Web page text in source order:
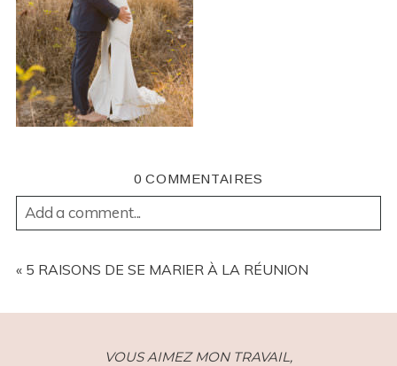
0 COMMENTAIRES
Add a comment...
REQUIRED FIELDS ARE MARKED *
« 5 RAISONS DE SE MARIER À LA RÉUNION
VOUS AIMEZ MON TRAVAIL,